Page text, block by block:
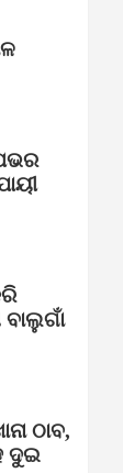
ଠାବ,
ଦୁଇ